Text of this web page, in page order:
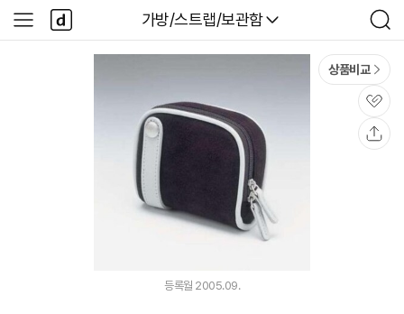
다나와
가방/스트랩/보관함
검
색
사
이
다
나
와
상품비교
관
심
등록월 2005.09.